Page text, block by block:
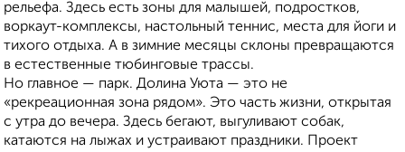
рельефа. Здесь есть зоны для малышей, подростков,
воркаут-комплексы, настольный теннис, места для йоги и
тихого отдыха. А в зимние месяцы склоны превращаются
в естественные тюбинговые трассы.
Но главное — парк. Долина Уюта — это не
«рекреационная зона рядом». Это часть жизни, открытая
с утра до вечера. Здесь бегают, выгуливают собак,
катаются на лыжах и устраивают праздники. Проект